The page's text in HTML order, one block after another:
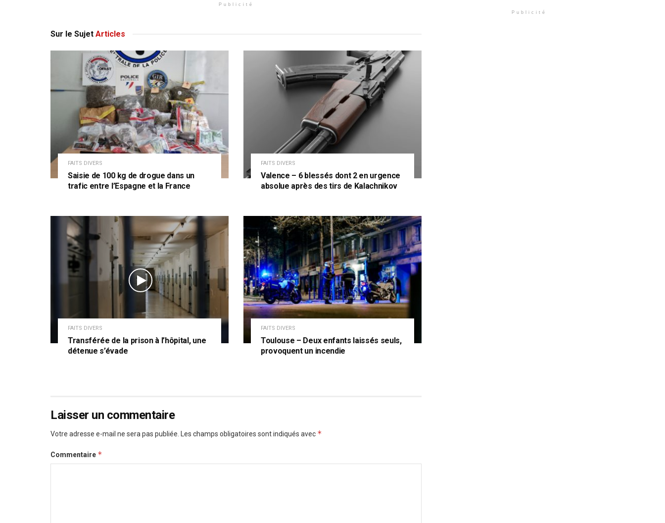
Publicité
Sur le Sujet Articles
FAITS DIVERS
Saisie de 100 kg de drogue dans un
trafic entre l’Espagne et la France
FAITS DIVERS
Valence – 6 blessés dont 2 en urgence
absolue après des tirs de Kalachnikov
FAITS DIVERS
Transférée de la prison à l’hôpital, une
détenue s’évade
FAITS DIVERS
Toulouse – Deux enfants laissés seuls,
provoquent un incendie
Laisser un commentaire
Votre adresse e-mail ne sera pas publiée. Les champs obligatoires sont indiqués avec *
Commentaire *
Publicité